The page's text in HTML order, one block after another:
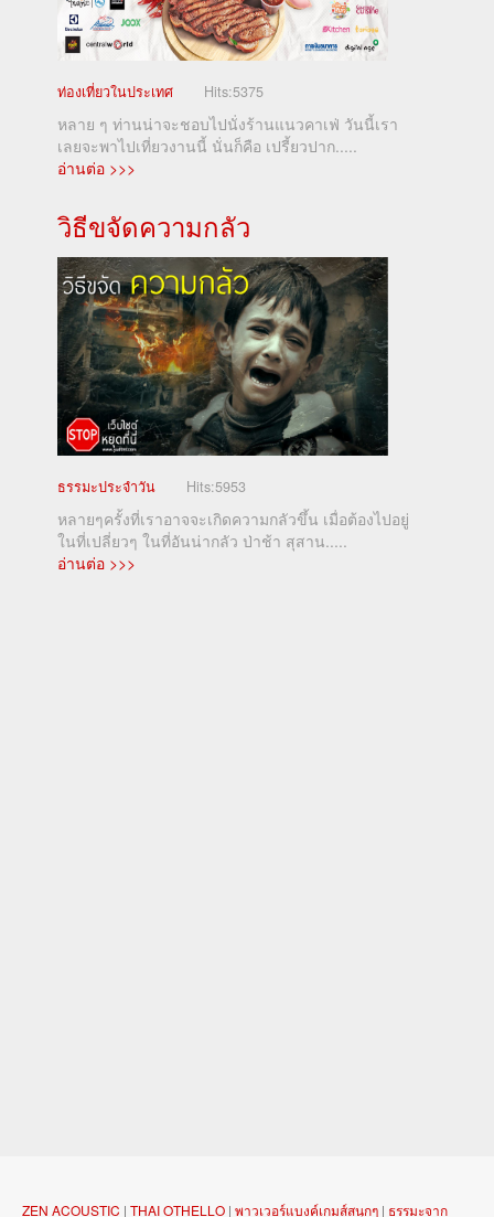
ท่องเที่ยวในประเทศ Hits:5375
หลาย ๆ ท่านน่าจะชอบไปนั่งร้านแนวคาเฟ่ วันนี้เรา
เลยจะพาไปเที่ยวงานนี้ นั่นก็คือ เปรี้ยวปาก.....
อ่านต่อ >>>
วิธีขจัดความกลัว
ธรรมะประจำวัน Hits:5953
หลายๆครั้งที่เราอาจจะเกิดความกลัวขึ้น เมื่อต้องไปอยู่
ในที่เปลี่ยวๆ ในที่อันน่ากลัว ป่าช้า สุสาน.....
อ่านต่อ >>>
ZEN ACOUSTIC | THAI OTHELLO | พาวเวอร์แบงค์เกมส์สนุกๆ | ธรรมะจาก